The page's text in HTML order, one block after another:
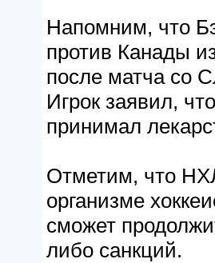
Напомним, что
против Канады
после матча со
Игрок заявил,
принимал
Отметим, что
организме
сможет
либо санкций.